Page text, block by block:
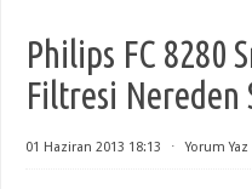
Philips FC 8280
Filtresi Nereden
01 Haziran 2013 18:13 ⋅ Yorum Yaz